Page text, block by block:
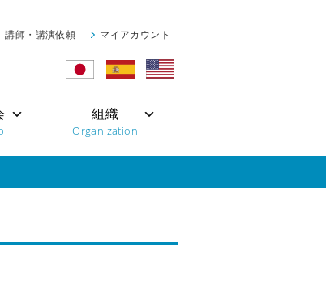
マイアカウント
講師・講演依頼
組織
Organization